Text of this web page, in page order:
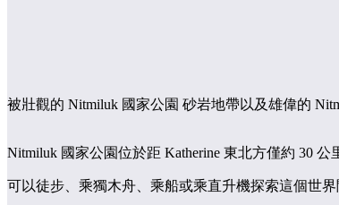
被壯觀的 Nitmiluk 國家公園 砂岩地帶以及雄偉的
Nitmiluk 國家公園位於距 Katherine 東北方僅約 30
可以徒步、乘獨木舟、乘船或乘直升機探索這個世界